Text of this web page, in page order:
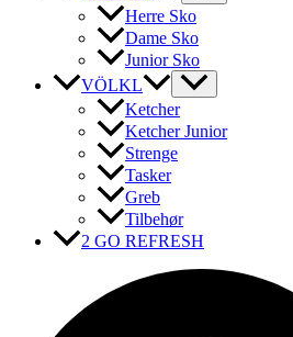
Herre Sko
Dame Sko
Junior Sko
VÖLKL
Ketcher
Ketcher Junior
Strenge
Tasker
Greb
Tilbehør
2 GO REFRESH